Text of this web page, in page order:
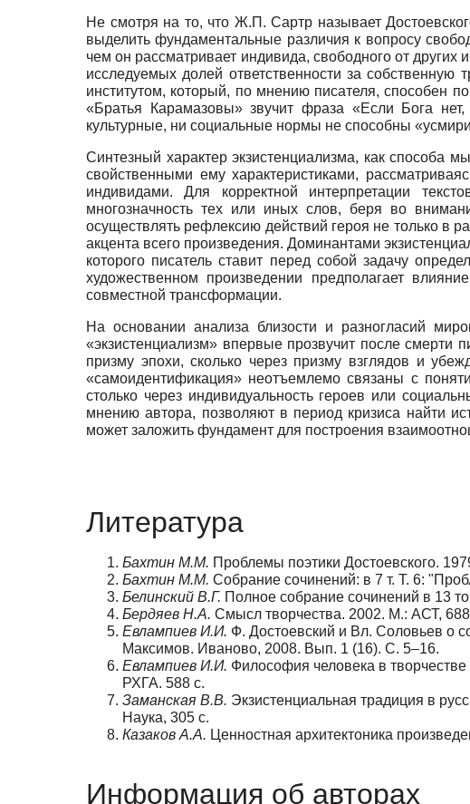
Не смотря на то, что Ж.П. Сартр называет
выделить фундаментальные различия к вопросу
чем он рассматривает индивида, свободного от
исследуемых долей ответственности за
институтом, который, по мнению писателя, способен
«Братья Карамазовы» звучит фраза «Если Бога
культурные, ни социальные нормы не способны
Синтезный характер экзистенциализма, как способа
свойственными ему характеристиками,
индивидами. Для корректной интерпретации
многозначность тех или иных слов, беря во
осуществлять рефлексию действий героя не только в
акцента всего произведения. Доминантами
которого писатель ставит перед собой задачу
художественном произведении предполагает
совместной трансформации.
На основании анализа близости и разногласий
«экзистенциализм» впервые прозвучит после смерти
призму эпохи, сколько через призму взглядов и
«самоидентификация» неотъемлемо связаны с
столько через индивидуальность героев или
мнению автора, позволяют в период кризиса найти
может заложить фундамент для построения
Литература
Бахтин М.М. Проблемы поэтики Достоевского.
Бахтин М.М. Собрание сочинений: в 7 т. Т. 6:
Белинский В.Г. Полное собрание сочинений в 13
Бердяев Н.А. Смысл творчества. 2002. М.: АСТ,
Евлампиев И.И. Ф. Достоевский и Вл. Соловьев о
Максимов. Иваново, 2008. Вып. 1 (16). С. 5–16.
Евлампиев И.И. Философия человека в
РХГА. 588 с.
Заманская В.В. Экзистенциальная традиция в
Наука, 305 c.
Казаков А.А. Ценностная архитектоника
Информация об авторах